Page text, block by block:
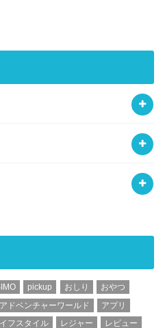
pickup おしり
おやつ
アドベンチャーワールド
アプリ
フスタイル レジャー
レビュー